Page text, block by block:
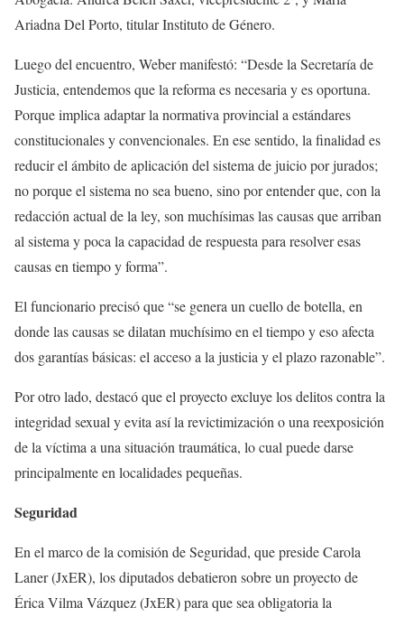
Ariadna Del Porto, titular Instituto de Género.
Luego del encuentro, Weber manifestó: “Desde la Secretaría de
Justicia, entendemos que la reforma es necesaria y es oportuna.
Porque implica adaptar la normativa provincial a estándares
constitucionales y convencionales. En ese sentido, la finalidad es
reducir el ámbito de aplicación del sistema de juicio por jurados;
no porque el sistema no sea bueno, sino por entender que, con la
redacción actual de la ley, son muchísimas las causas que arriban
al sistema y poca la capacidad de respuesta para resolver esas
causas en tiempo y forma”.
El funcionario precisó que “se genera un cuello de botella, en
donde las causas se dilatan muchísimo en el tiempo y eso afecta
dos garantías básicas: el acceso a la justicia y el plazo razonable”.
Por otro lado, destacó que el proyecto excluye los delitos contra la
integridad sexual y evita así la revictimización o una reexposición
de la víctima a una situación traumática, lo cual puede darse
principalmente en localidades pequeñas.
Seguridad
En el marco de la comisión de Seguridad, que preside Carola
Laner (JxER), los diputados debatieron sobre un proyecto de
Érica Vilma Vázquez (JxER) para que sea obligatoria la